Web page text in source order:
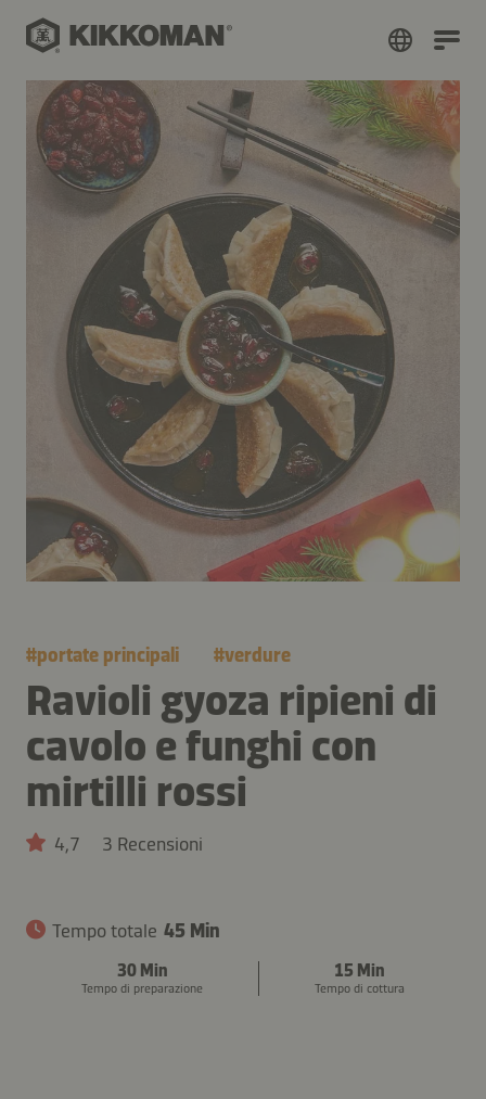
#portate principali #verdure
Ravioli gyoza ripieni di
cavolo e funghi con
mirtilli rossi
4,7 3 Recensioni
Tempo totale 45 Min
30 Min
Tempo di preparazione
15 Min
Tempo di cottura